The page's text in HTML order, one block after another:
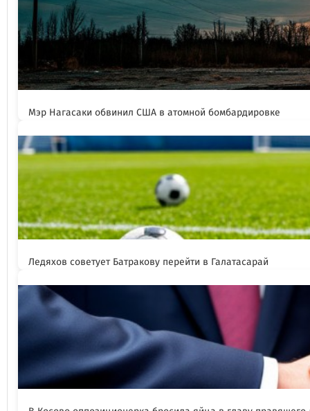
Мэр Нагасаки обвинил США в атомной бомбардировке
Ледяхов советует Батракову перейти в Галатасарай